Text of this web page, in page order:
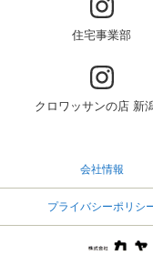
住宅事業部
クロワッサンの店 新
会社情報
プライバシーポリシ